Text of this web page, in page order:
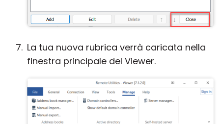
La tua nuova rubrica verrà caricata nella
finestra principale del Viewer.